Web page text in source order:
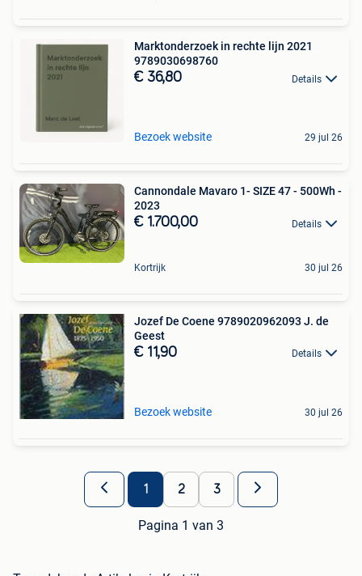
Marktonderzoek in rechte lijn 2021
9789030698760
€ 36,80 Details
Bezoek website 29 jul 26
Cannondale Mavaro 1- SIZE 47 - 500Wh -
2023
€ 1.700,00 Details
Kortrijk 30 jul 26
Jozef De Coene 9789020962093 J. de
Geest
€ 11,90 Details
Bezoek website 30 jul 26
1 2 3
Pagina 1 van 3